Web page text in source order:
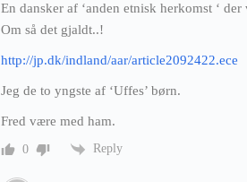
En dansker af ‘anden etnisk herkomst ‘
Om så det gjaldt..!
http://jp.dk/indland/aar/article2092422.ece
Jeg de to yngste af ‘Uffes’ børn.
Fred være med ham.
0 Reply